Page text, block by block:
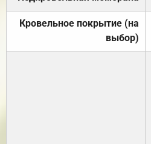
Кровельное покрытие (на
выбор)